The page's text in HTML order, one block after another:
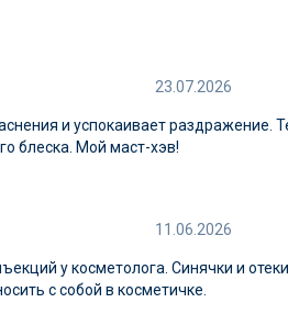
23.07.2026
и успокаивает раздражение.
блеска. Мой маст-хэв!
11.06.2026
у косметолога. Синячки и отеки
с собой в косметичке.